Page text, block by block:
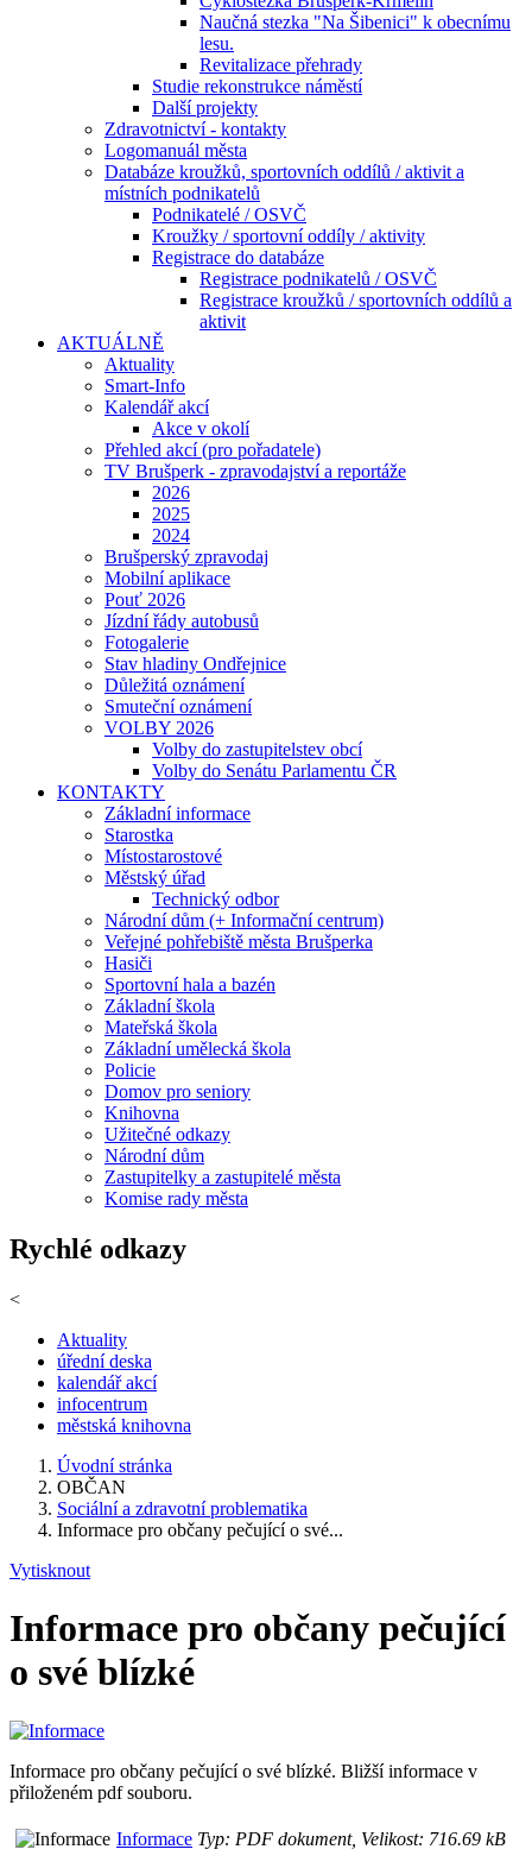
Naučná stezka "Na Šibenici" k obecnímu
lesu.
Revitalizace přehrady
Studie rekonstrukce náměstí
Další projekty
Zdravotnictví - kontakty
Logomanuál města
Databáze kroužků, sportovních oddílů / aktivit a
místních podnikatelů
Podnikatelé / OSVČ
Kroužky / sportovní oddíly / aktivity
Registrace do databáze
Registrace podnikatelů / OSVČ
Registrace kroužků / sportovních oddílů a
aktivit
AKTUÁLNĚ
Aktuality
Smart-Info
Kalendář akcí
Akce v okolí
Přehled akcí (pro pořadatele)
TV Brušperk - zpravodajství a reportáže
2026
2025
2024
Brušperský zpravodaj
Mobilní aplikace
Pouť 2026
Jízdní řády autobusů
Fotogalerie
Stav hladiny Ondřejnice
Důležitá oznámení
Smuteční oznámení
VOLBY 2026
Volby do zastupitelstev obcí
Volby do Senátu Parlamentu ČR
KONTAKTY
Základní informace
Starostka
Místostarostové
Městský úřad
Technický odbor
Národní dům (+ Informační centrum)
Veřejné pohřebiště města Brušperka
Hasiči
Sportovní hala a bazén
Základní škola
Mateřská škola
Základní umělecká škola
Policie
Domov pro seniory
Knihovna
Užitečné odkazy
Národní dům
Zastupitelky a zastupitelé města
Komise rady města
Rychlé odkazy
<
Aktuality
úřední deska
kalendář akcí
infocentrum
městská knihovna
Úvodní stránka
OBČAN
Sociální a zdravotní problematika
Informace pro občany pečující o své...
Vytisknout
Informace pro občany pečující
o své blízké
Informace pro občany pečující o své blízké. Bližší informace v
přiloženém pdf souboru.
Informace Typ: PDF dokument, Velikost: 716.69 kB